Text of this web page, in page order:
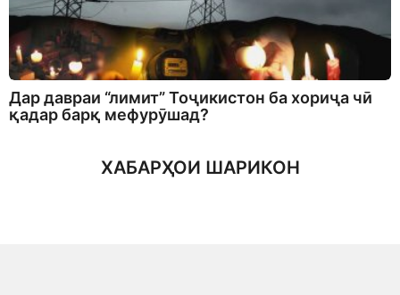
Дар давраи “лимит” Тоҷикистон ба хориҷа чӣ
қадар барқ мефурӯшад?
ХАБАРҲОИ ШАРИКОН